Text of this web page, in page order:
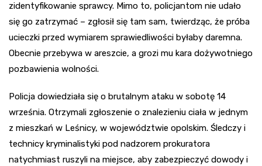
zidentyfikowanie sprawcy. Mimo to, policjantom nie udało
się go zatrzymać – zgłosił się tam sam, twierdząc, że próba
ucieczki przed wymiarem sprawiedliwości byłaby daremna.
Obecnie przebywa w areszcie, a grozi mu kara dożywotniego
pozbawienia wolności.
Policja dowiedziała się o brutalnym ataku w sobotę 14
września. Otrzymali zgłoszenie o znalezieniu ciała w jednym
z mieszkań w Leśnicy, w województwie opolskim. Śledczy i
technicy kryminalistyki pod nadzorem prokuratora
natychmiast ruszyli na miejsce, aby zabezpieczyć dowody i